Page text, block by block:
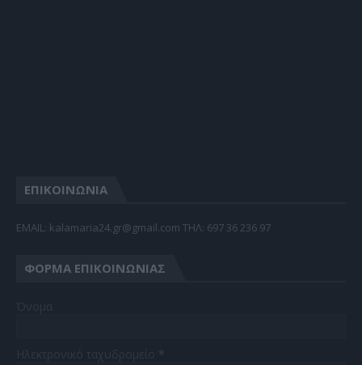
ΕΠΙΚΟΙΝΩΝΙΑ
EMAIL: kalamaria24.gr@gmail.com TΗΛ: 697 36 236 97
ΦΌΡΜΑ ΕΠΙΚΟΙΝΩΝΊΑΣ